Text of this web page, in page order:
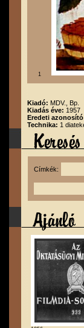
1
Kiadó: MDV., Bp.
Kiadás éve: 1957
Eredeti
Technika: 1
Címkék: